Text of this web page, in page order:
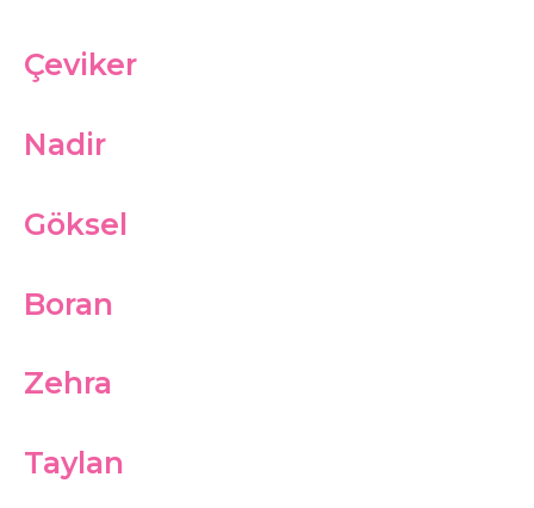
Çeviker
Nadir
Göksel
Boran
Zehra
Taylan